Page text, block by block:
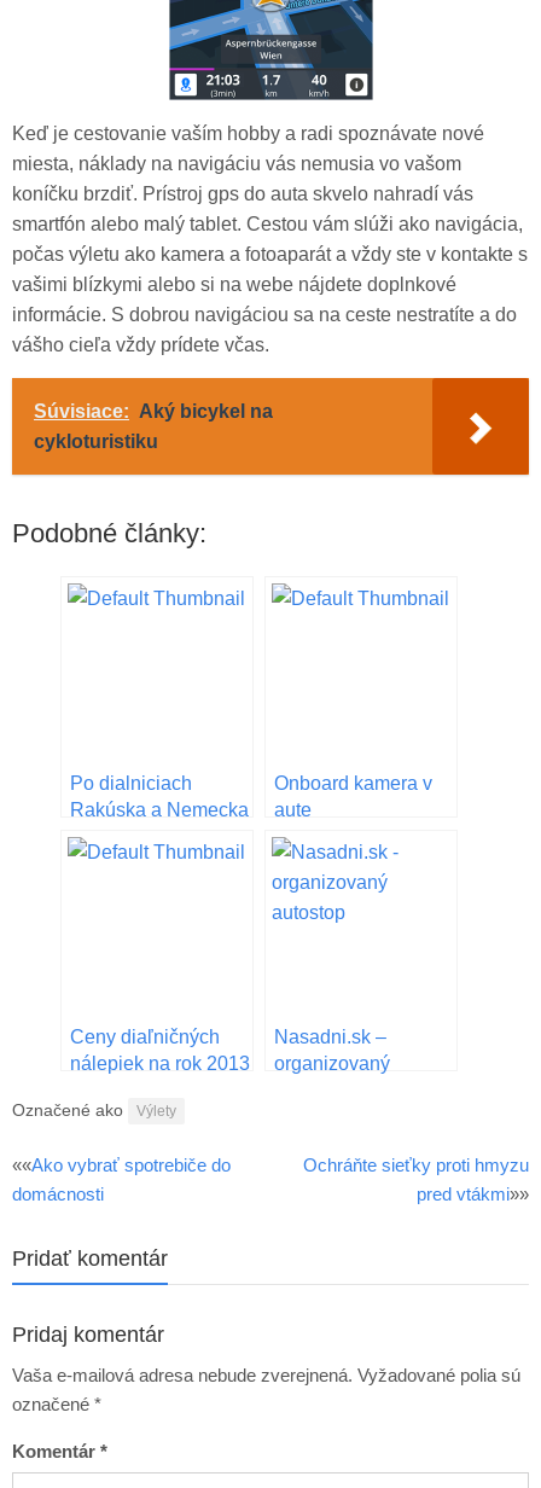
Keď je cestovanie vaším hobby a radi spoznávate nové
miesta, náklady na navigáciu vás nemusia vo vašom
koníčku brzdiť. Prístroj gps do auta skvelo nahradí vás
smartfón alebo malý tablet. Cestou vám slúži ako navigácia,
počas výletu ako kamera a fotoaparát a vždy ste v kontakte s
vašimi blízkymi alebo si na webe nájdete doplnkové
informácie. S dobrou navigáciou sa na ceste nestratíte a do
vášho cieľa vždy prídete včas.
Súvisiace: Aký bicykel na
cykloturistiku
Podobné články:
Po dialniciach
Rakúska a Nemecka
Onboard kamera v
aute
Ceny diaľničných
nálepiek na rok 2013
Nasadni.sk –
organizovaný
Označené ako Výlety
Post
««Ako vybrať spotrebiče do
domácnosti
Ochráňte sieťky proti hmyzu
pred vtákmi»»
Pridať komentár
Pridaj komentár
Vaša e-mailová adresa nebude zverejnená. Vyžadované polia sú
označené *
Komentár *